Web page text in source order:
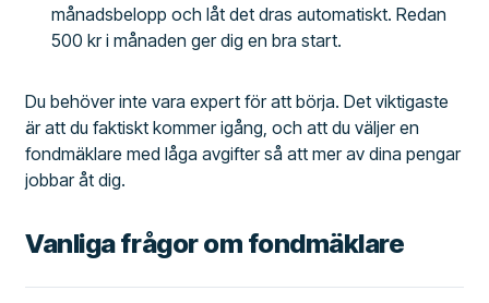
månadsbelopp och låt det dras automatiskt. Redan
500 kr i månaden ger dig en bra start.
Du behöver inte vara expert för att börja. Det viktigaste
är att du faktiskt kommer igång, och att du väljer en
fondmäklare med låga avgifter så att mer av dina pengar
jobbar åt dig.
Vanliga frågor om fondmäklare